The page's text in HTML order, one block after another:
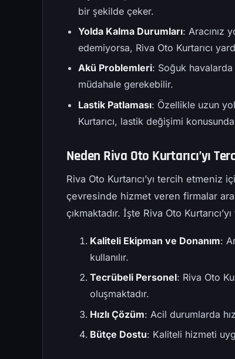
bir şekilde çeker.
Yolda Kalma Durumları: Aracınız
edemiyorsa, Riva Oto Kurtarıcı
Akü Problemleri: Soğuk
müdahale gerekebilir.
Lastik Patlaması: Özellikle uzun
Kurtarıcı, lastik değişimi
Neden Riva Oto Kurtarıcı’yı
Riva Oto Kurtarıcı’yı tercih
çevresinde hizmet veren firmalar
çıkmaktadır. İşte Riva Oto
Kaliteli Ekipman ve Donanım:
kullanılır.
Tecrübeli Personel: Riva Oto
oluşmaktadır.
Hızlı Çözüm: Acil durumlarda
Bütçe Dostu: Kaliteli hizmeti